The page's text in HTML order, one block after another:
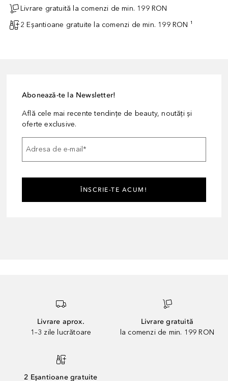
Livrare gratuită la comenzi de min. 199 RON
2 Eșantioane gratuite la comenzi de min. 199 RON ¹
Abonează-te la Newsletter!
Află cele mai recente tendințe de beauty, noutăți și
oferte exclusive.
Adresa de e-mail*
ÎNSCRIE-TE ACUM!
Livrare aprox.
1–3 zile lucrătoare
Livrare gratuită
la comenzi de min. 199 RON
2 Eșantioane gratuite